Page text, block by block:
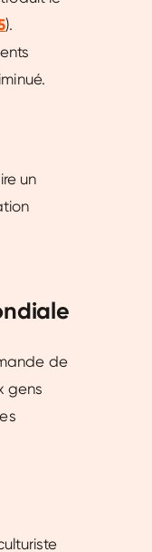
).
un
de
gens